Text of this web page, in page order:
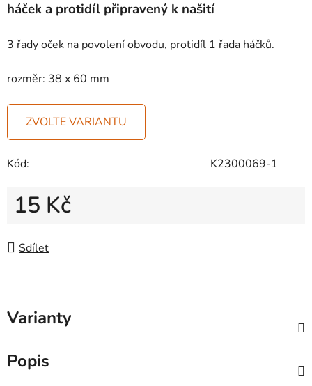
háček a protidíl připravený k našití
3 řady oček na povolení obvodu, protidíl 1 řada háčků.
rozměr: 38 x 60 mm
ZVOLTE VARIANTU
Kód: K2300069-1
15 Kč
Sdílet
Varianty
Popis